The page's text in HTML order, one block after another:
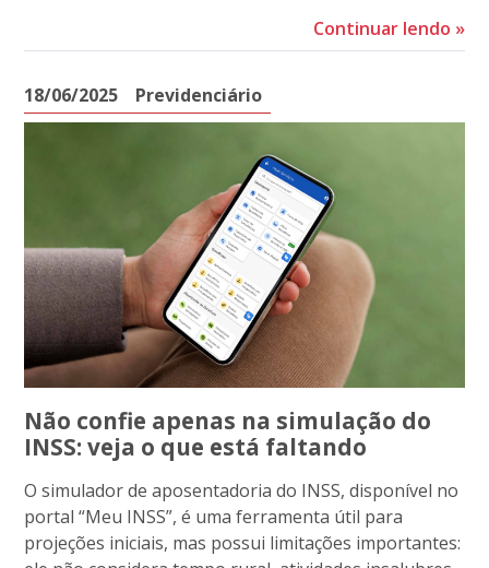
Continuar lendo »
18/06/2025 Previdenciário
Não confie apenas na simulação do
INSS: veja o que está faltando
O simulador de aposentadoria do INSS, disponível no
portal “Meu INSS”, é uma ferramenta útil para
projeções iniciais, mas possui limitações importantes: